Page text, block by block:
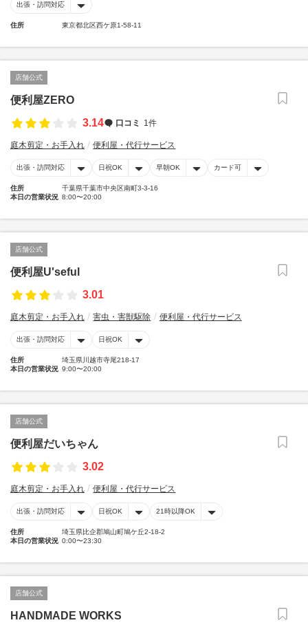
出張・訪問対応
住所 東京都北区西ケ原1-58-11
店舗公式
便利屋ZERO
3.14
口コミ 1件
庭木剪定・お手入れ 便利屋・代行サービス
出張・訪問対応 日祝OK 早朝OK カード可
住所
千葉県千葉市中央区南町3-3-16
本日の営業状況 8:00〜20:00
店舗公式
便利屋U'seful
3.01
庭木剪定・お手入れ 害虫・害獣駆除 便利屋・代行サービス
出張・訪問対応 日祝OK
住所
埼玉県川越市寺尾218-17
本日の営業状況 9:00〜20:00
店舗公式
便利屋だいちゃん
3.02
庭木剪定・お手入れ 便利屋・代行サービス
出張・訪問対応 日祝OK 21時以降OK
住所
埼玉県比企郡鳩山町鳩ケ丘2-18-2
本日の営業状況 0:00〜23:30
店舗公式
HANDMADE WORKS